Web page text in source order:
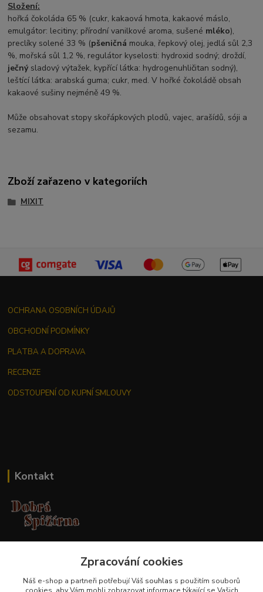
Složení:
hořká čokoláda 65 % (cukr, kakaová hmota, kakaové máslo,
emulgátor: lecitiny; přírodní vanilkové aroma, sušené mléko),
preclíky solené 33 % (pšeničná mouka, řepkový olej, jedlá sůl 2,3
%, mořská sůl 1,2 %, regulátor kyselosti: hydroxid sodný; droždí,
ječnýsladový výtažek, kypřící látka: hydrogenuhličitan sodný),
leštící látka: arabská guma; cukr, med. V hořké čokoládě obsah
kakaové sušiny nejméně 49 %.
Může obsahovat stopy skořápkových plodů, vajec, arašídů, sóji a
sezamu.
Zboží zařazeno v kategoriích
MIXIT
OCHRANA OSOBNÍCH ÚDAJŮ
OBCHODNÍ PODMÍNKY
PLATBA A DOPRAVA
RECENZE
ODSTOUPENÍ OD KUPNÍ SMLOUVY
Kontakt
+420 737 551 994Zpracování cookies
Náš e-shop a partneři potřebují Váš souhlas s použitím souborů